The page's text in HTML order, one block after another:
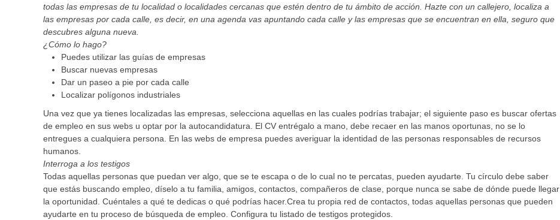
todas las empresas de tu localidad o localidades cercanas que estén dentro de tu ámbito de acción. Hazte con un callejero, localiza a
las empresas por cada calle, es decir, en una agenda vas apuntando cada calle y las empresas que se encuentran en ella, seguro que
descubres alguna nueva.
¿Cómo lo hago?
Puedes utilizar las guías de empresas
Buscar nuevas empresas
Dar un paseo a pie por cada calle
Localizar polígonos industriales
Una vez que ya tienes localizadas las empresas, selecciona aquellas en las cuales podrías trabajar; el siguiente paso es buscar ofertas
de empleo en sus webs u optar por la autocandidatura. El CV entrégalo a mano, debe recaer en las manos oportunas, no se lo
entregues a cualquiera persona. En las webs de empresa puedes averiguar la identidad de las personas responsables de recursos
humanos.
Interroga a los testigos
Todas aquellas personas que puedan ver algo, que se te escapa o de lo cual no te percatas, pueden ayudarte. Tu círculo debe saber
que estás buscando empleo, díselo a tu familia, amigos, contactos, compañeros de clase, porque nunca se sabe de dónde puede llegar
la oportunidad. Cuéntales a qué te dedicas o qué podrías hacer.Crea tu propia red de contactos, todas aquellas personas que pueden
ayudarte en tu proceso de búsqueda de empleo. Configura tu listado de testigos protegidos.